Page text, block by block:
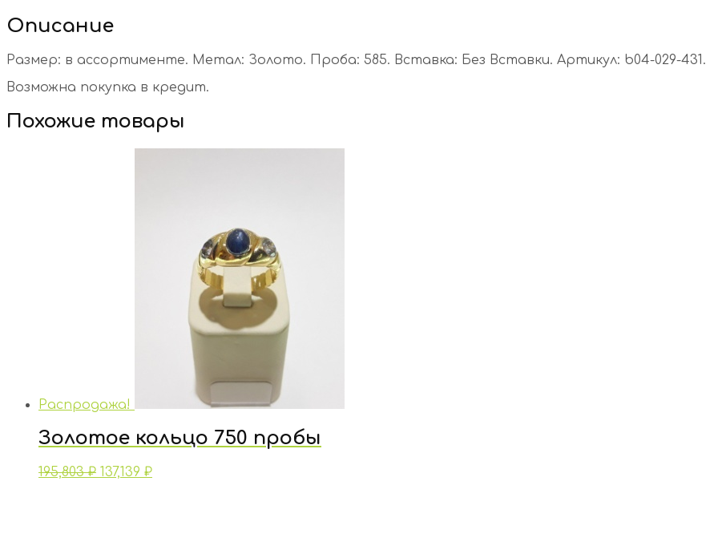
Описание
Размер: в ассортименте. Метал: Золото. Проба: 585. Вставка: Без Вставки. Артикул: b04-029-431.
Возможна покупка в кредит.
Похожие товары
Распродажа!
Золотое кольцо 750 пробы
195,803₽ 137,139 ₽